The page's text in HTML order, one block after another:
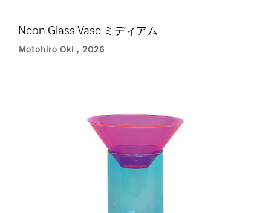
Neon Glass Vase ミディアム
Motohiro Oki，2026